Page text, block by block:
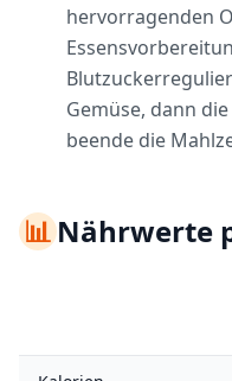
hervorragenden
Gemüse, dann
beende die
📊Nährwerte